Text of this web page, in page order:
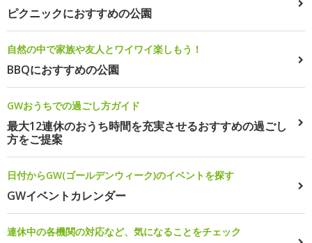
ピクニックにおすすめの公園
自然の中で家族や友人とワイワイ楽しもう！
BBQにおすすめの公園
GWおうちでの過ごし方ガイド
最大12連休のおうち時間を充実させるおすすめの過ごし
方をご提案
日付からGW(ゴールデンウィーク)のイベントを探す
GWイベントカレンダー
連休中の各機関の対応など、気になることをチェック